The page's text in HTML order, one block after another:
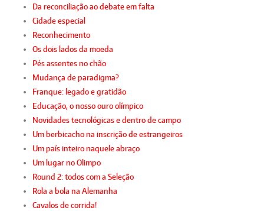
Da reconciliação ao debate em falta
Cidade especial
Reconhecimento
Os dois lados da moeda
Pés assentes no chão
Mudança de paradigma?
Franque: legado e gratidão
Educação, o nosso ouro olímpico
Novidades tecnológicas e dentro de campo
Um berbicacho na inscrição de estrangeiros
Um país inteiro naquele abraço
Um lugar no Olimpo
Round 2: todos com a Seleção
Rola a bola na Alemanha
Cavalos de corrida!